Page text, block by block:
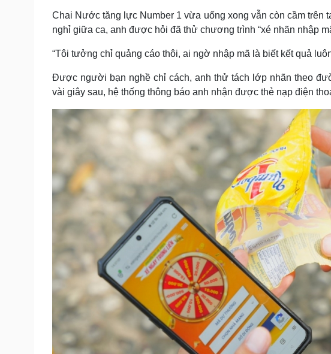
Chai Nước tăng lực Number 1 vừa uống xong vẫn còn cầm trên
nghỉ giữa ca, anh được hỏi đã thử chương trình “xé nhãn nhập
“Tôi tưởng chỉ quảng cáo thôi, ai ngờ nhập mã là biết kết quả
Được người bạn nghề chỉ cách, anh thử tách lớp nhãn theo
vài giây sau, hệ thống thông báo anh nhận được thẻ nạp điện